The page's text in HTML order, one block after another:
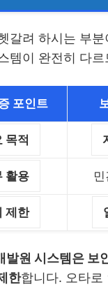
갈려 하시는 부
템이 완전히 다
포인트
목적
활용
제한
발원 시스템은 보
한합니다. 오타로